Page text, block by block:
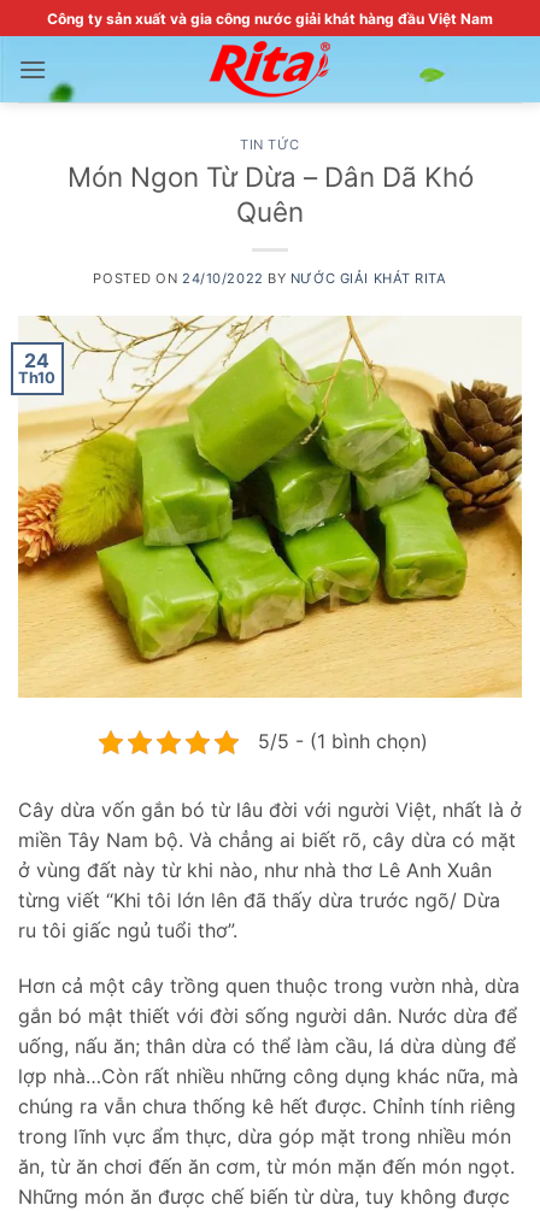
to
content
Công ty sản xuất và gia công nước giải khát hàng đầu Việt Nam
TIN TỨC
Món Ngon Từ Dừa – Dân Dã Khó
Quên
POSTED ON 24/10/2022 BY NƯỚC GIẢI KHÁT RITA
24
Th10
5/5 - (1 bình chọn)
Cây dừa vốn gắn bó từ lâu đời với người Việt, nhất là ở
miền Tây Nam bộ. Và chẳng ai biết rõ, cây dừa có mặt
ở vùng đất này từ khi nào, như nhà thơ Lê Anh Xuân
từng viết “Khi tôi lớn lên đã thấy dừa trước ngõ/ Dừa
ru tôi giấc ngủ tuổi thơ”.
Hơn cả một cây trồng quen thuộc trong vườn nhà, dừa
gắn bó mật thiết với đời sống người dân. Nước dừa để
uống, nấu ăn; thân dừa có thể làm cầu, lá dừa dùng để
lợp nhà…Còn rất nhiều những công dụng khác nữa, mà
chúng ra vẫn chưa thống kê hết được. Chỉnh tính riêng
trong lĩnh vực ẩm thực, dừa góp mặt trong nhiều món
ăn, từ ăn chơi đến ăn cơm, từ món mặn đến món ngọt.
Những món ăn được chế biến từ dừa, tuy không được